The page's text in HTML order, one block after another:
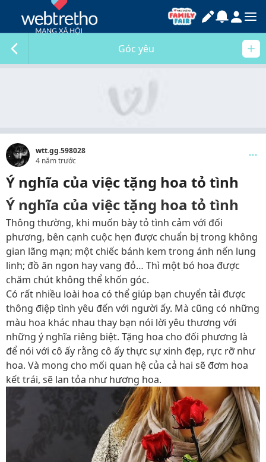
Góc yêu
wtt.gg.598028
4 năm trước
Ý nghĩa của việc tặng hoa tỏ tình
Ý nghĩa của việc tặng hoa tỏ tình
Thông thường, khi muốn bày tỏ tình cảm với đối
phương, bên cạnh cuộc hẹn được chuẩn bị trong không
gian lãng mạn; một chiếc bánh kem trong ánh nến lung
linh; đồ ăn ngon hay vang đỏ… Thì một bó hoa được
chăm chút không thể khốn góc.
Có rất nhiều loài hoa có thể giúp bạn chuyển tải được
thông điệp tình yêu đến với người ấy. Mà cũng có những
màu hoa khác nhau thay bạn nói lời yêu thương với
những ý nghĩa riêng biệt. Tặng hoa cho đối phương là
để nói với cô ấy rằng cô ấy thực sự xinh đẹp, rực rỡ như
hoa. Và mong cho mối quan hệ của cả hai sẽ đơm hoa
kết trái, sẽ lan tỏa như hương hoa.